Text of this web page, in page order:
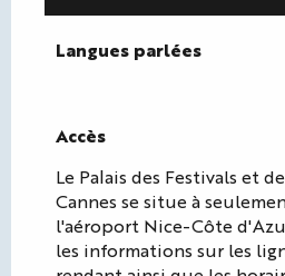
Langues parlées
Langues parlées
Accès
Accès
Le Palais des Festivals et
Cannes se situe à
l'aéroport Nice-Côte
les informations sur les